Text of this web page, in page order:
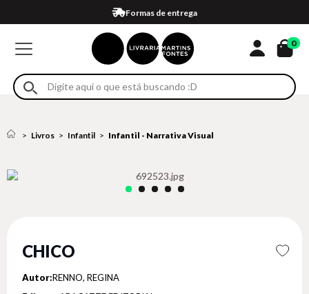
Formas de entrega
Compra 100% segura
Em até 4x sem juros no cartão*
Retire na loja
Eventos
0
Livros Infantil Infantil - Narrativa Visual
CHICO
Autor:RENNO, REGINA